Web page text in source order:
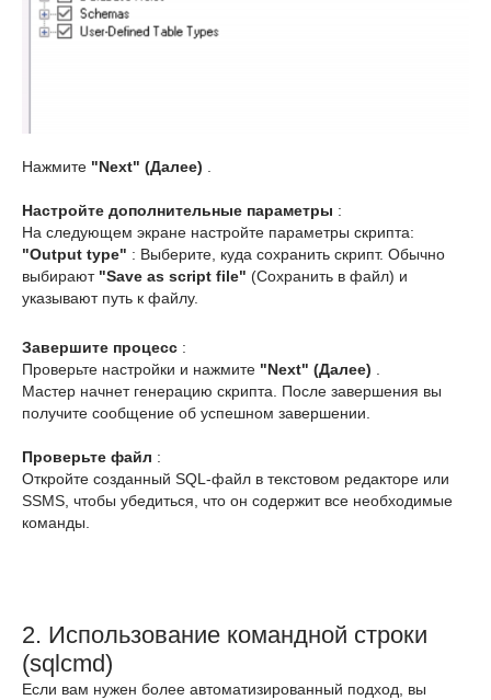
Нажмите "Next" (Далее)
Настройте дополнительные параметры :
На следующем экране настройте параметры скрипта:
"Output type" : Выберите, куда сохранить скрипт. Обычно
выбирают "Save as script file" (Сохранить в файл) и
указывают путь к файлу.
Завершите процесс :
Проверьте настройки и нажмите "Next" (Далее)
Мастер начнет генерацию скрипта. После завершения вы
получите сообщение об успешном завершении.
Проверьте файл :
Откройте созданный SQL-файл в текстовом редакторе или
SSMS, чтобы убедиться, что он содержит все необходимые
команды.
2. Использование командной строки
(sqlcmd)
Если вам нужен более автоматизированный подход, вы